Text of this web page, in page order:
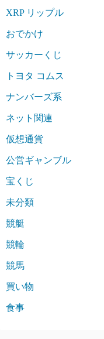
XRP リップル
おでかけ
サッカーくじ
トヨタ コムス
ナンバーズ系
ネット関連
仮想通貨
公営ギャンブル
宝くじ
未分類
競艇
競輪
競馬
買い物
食事